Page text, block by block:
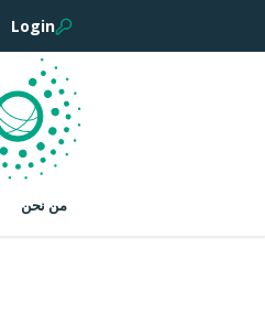
Login
من نحن